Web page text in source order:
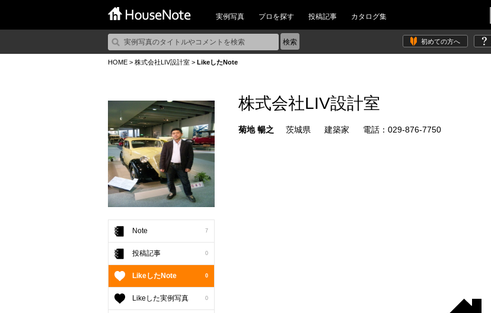
実例写真 プロを探す 投稿記事 カタログ集
初めての方へ
HOME > 株式会社LIV設計室 > LikeしたNote
Note 7
投稿記事 0
LikeしたNote 0
Likeした実例写真 0
株式会社LIV設計室
菊地 暢之 茨城県 建築家 電話：029-876-7750